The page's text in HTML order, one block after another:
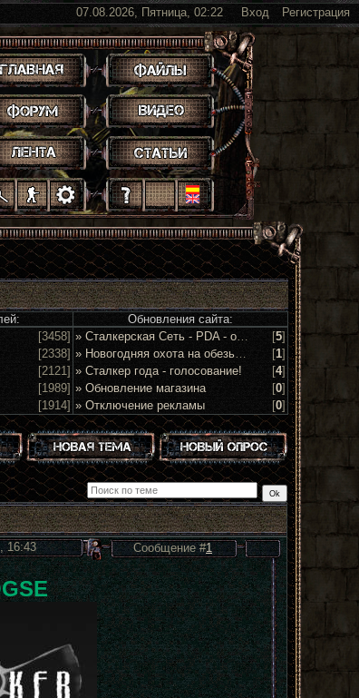
Вход Регистрация
07.08.2026, Пятница, 02:22
.
.
.
. . . . .
Обновления сайта:
[3458]
[2338]
[2121]
[1989]
[1914]
» Сталкерская Сеть - PDA - обсуждение и предложения [5]
» Новогодняя охота на обезьян 2016!
[1]
» Сталкер года - голосование!
[4]
» Обновление магазина
[0]
» Отключение рекламы
[0]
16:43 Сообщение #1